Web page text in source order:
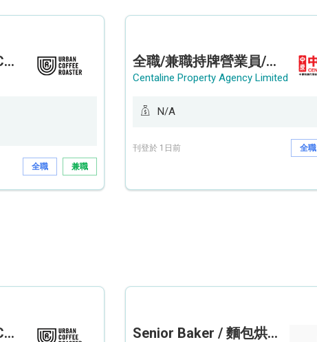
廚師 Commis / Demi Chef (全職/ 兼職) (工作地點:中環)
全職 兼職
全職/兼職持牌營業員/持牌地產代理 (長沙灣/將軍澳/油塘)
Centaline Property Agency Limited
N/A
刊登於 1日前 全職
廚師 Commis / Demi Chef (全職/ 兼職) (工作地點:中環) Senior Baker / 麵包烘焙師 (工作地點: 薄扶林鄰近港鐵香港大學站 HKU Station）